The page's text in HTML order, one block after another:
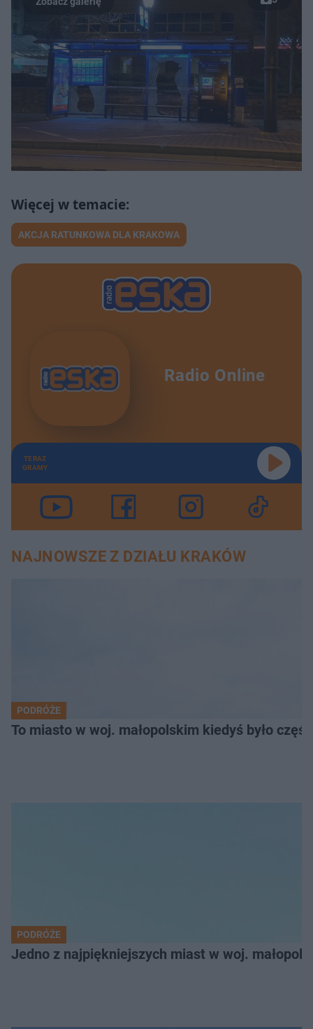
AKCJA RATUNKOWA DLA KRAKOWA
Radio Online
TERAZ
GRAMY
NAJNOWSZE Z DZIAŁU KRAKÓW
PODRÓŻE
To miasto w woj. małopolskim kiedyś było
PODRÓŻE
Jedno z najpiękniejszych miast w woj.